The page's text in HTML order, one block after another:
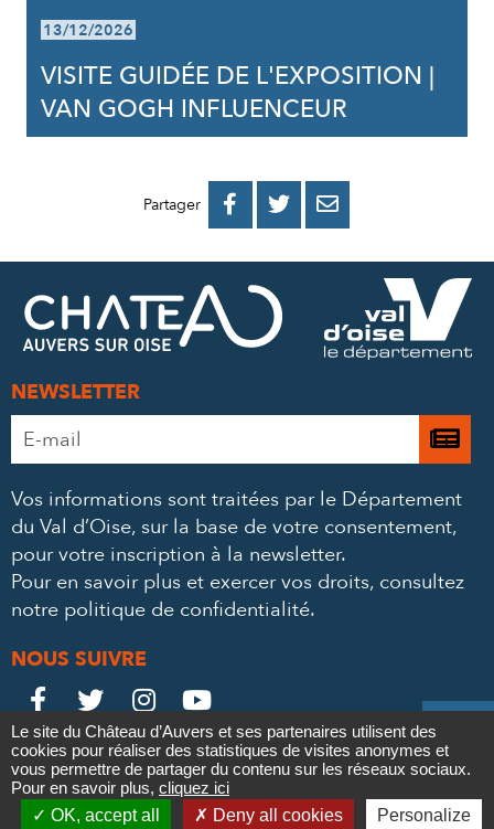
Contact

13/12/2026
VISITE GUIDÉE DE L'EXPOSITION |
VAN GOGH INFLUENCEUR
Partager 
PARTAGER
FACEBOOK
PARTAGER
PARTAGER
MAIL
NEWSLETTER
Adresse
e-
*
Je
à
Vos informations sont traitées par le Département
du Val d’Oise, sur la base de votre consentement,
pour votre inscription à la newsletter.
Pour en savoir plus et exercer vos droits, consultez
notre politique de confidentialité.
NOUS SUIVRE
Le
Château
sur

Le
Château
sur

Le
Château
sur

Le
Château
sur

Mentions légales Politique de confidentialité
Crédits
Partenaires & Mécènes
Recrutement
Plan du site
Le site du Château d’Auvers et ses partenaires utilisent des
cookies pour réaliser des statistiques de visites anonymes et
vous permettre de partager du contenu sur les réseaux sociaux.
Pour en savoir plus, cliquez ici
OK, accept all
Deny all cookies Personalize